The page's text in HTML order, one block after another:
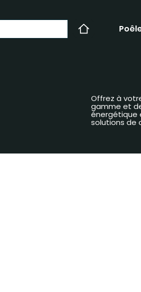
Offrez à
gamme et
énergétique
solutions de